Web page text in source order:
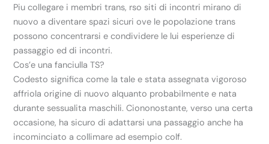
Piu collegare i membri trans, rso siti di incontri mirano di
nuovo a diventare spazi sicuri ove le popolazione trans
possono concentrarsi e condividere le lui esperienze di
passaggio ed di incontri.
Cos’e una fanciulla TS?
Codesto significa come la tale e stata assegnata vigoroso
affriola origine di nuovo alquanto probabilmente e nata
durante sessualita maschili. Ciononostante, verso una certa
occasione, ha sicuro di adattarsi una passaggio anche ha
incominciato a collimare ad esempio colf.